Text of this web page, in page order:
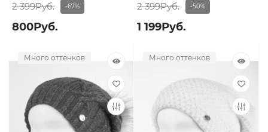
2 399Руб. -67%
800Руб.
2 399Руб. -50%
1 199Руб.
Много оттенков Много оттенков